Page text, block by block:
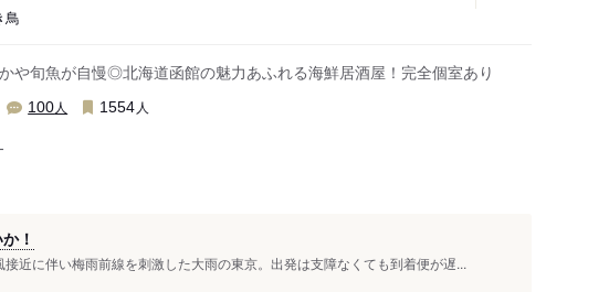
鳥
や旬魚が自慢◎北海道函館の魅力あふれる海鮮居酒屋！完全個室あり
100人 1554 人
-
！
近に伴い梅雨前線を刺激した大雨の東京。出発は支障なくても到着便が遅...